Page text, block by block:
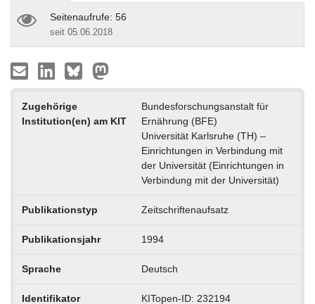
Seitenaufrufe: 56
seit 05.06.2018
Zugehörige
Institution(en) am KIT
Bundesforschungsanstalt für
Ernährung (BFE)
Universität Karlsruhe (TH) –
Einrichtungen in Verbindung mit
der Universität (Einrichtungen in
Verbindung mit der Universität)
Publikationstyp Zeitschriftenaufsatz
Publikationsjahr 1994
Sprache Deutsch
Identifikator KITopen-ID: 232194